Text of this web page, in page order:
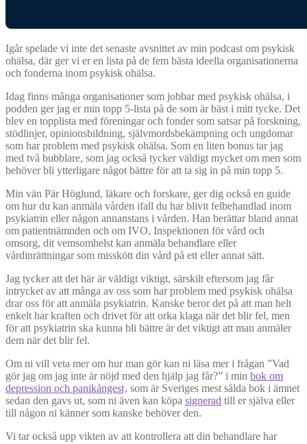
Igår spelade vi inte det senaste avsnittet av min podcast om psykisk
ohälsa, där ger vi er en lista på de fem bästa ideella organisationerna
och fonderna inom psykisk ohälsa.
Idag finns många organisationer som jobbar med psykisk ohälsa, i
podden ger jag er min topp 5-lista på de som är bäst i mitt tycke. Det
blev en topplista med föreningar och fonder som satsar på forskning,
stödlinjer, opinionsbildning, självmordsbekämpning och ungdomar
som har problem med psykisk ohälsa. Som en liten bonus tar jag
med två bubblare, som jag också tycker väldigt mycket om men som
behöver bli ytterligare något bättre för att ta sig in på min topp 5.
Min vän Pär Höglund, läkare och forskare, ger dig också en guide
om hur du kan anmäla vården ifall du har blivit felbehandlad inom
psykiatrin eller någon annanstans i vården. Han berättar bland annat
om patientnämnden och om IVO, Inspektionen för vård och
omsorg, dit vemsomhelst kan anmäla behandlare eller
vårdinrättningar som misskött din vård på ett eller annat sätt.
Jag tycker att det här är väldigt viktigt, särskilt eftersom jag får
intrycket av att många av oss som har problem med psykisk ohälsa
drar oss för att anmäla psykiatrin. Kanske beror det på att man helt
enkelt har kraften och drivet för att orka klaga när det blir fel, men
för att psykiatrin ska kunna bli bättre är det viktigt att man anmäler
dem när det blir fel.
Om ni vill veta mer om hur man gör kan ni läsa mer i frågan ”Vad
gör jag om jag inte är nöjd med den hjälp jag får?” i min bok om
depression och panikångest, som är Sveriges mest sålda bok i ämnet
sedan den gavs ut, som ni även kan köpa signerad till er själva eller
till någon ni känner som kanske behöver den.
Vi tar också upp vikten av att kontrollera att din behandlare har